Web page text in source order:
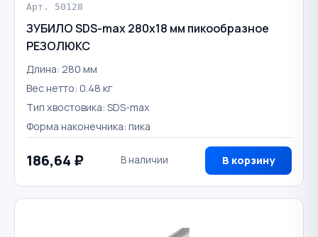
Арт. 50128
ЗУБИЛО SDS-max 280х18 мм пикообразное
РЕЗОЛЮКС
Длина: 280 мм
Вес нетто: 0.48 кг
Тип хвостовика: SDS-max
Форма наконечника: пика
186,64 ₽ В наличии В корзину